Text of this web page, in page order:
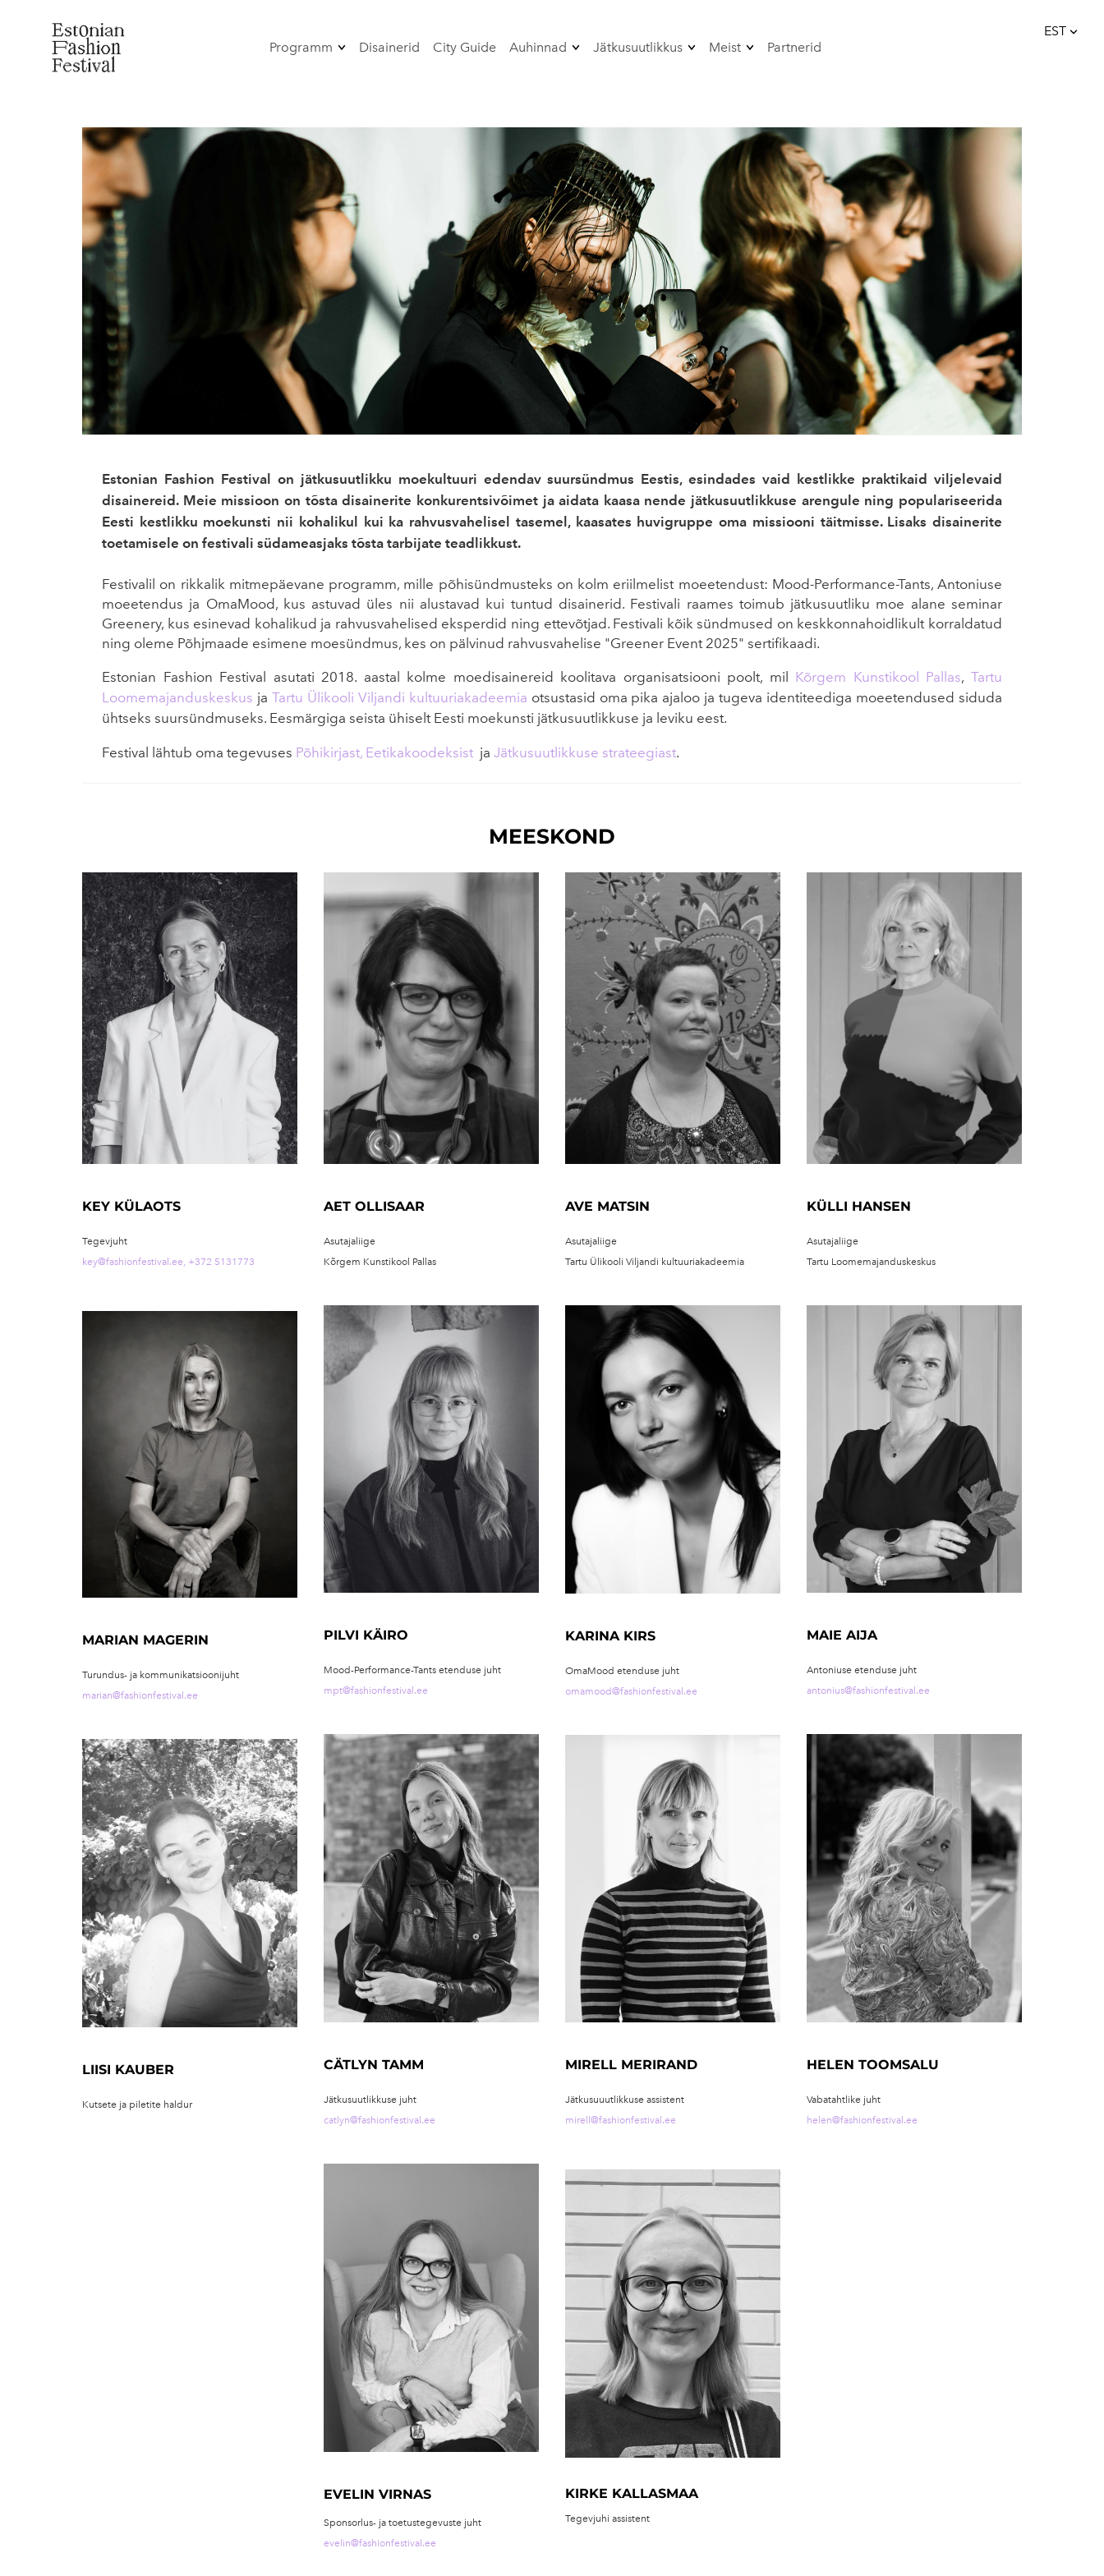
Programm
Tants
Antoniuse
Moeetendus
Greenery
vestlusprogramm
Disainerid City Guide Auhinnad
Žürii 2026
Jätkusuutlikkus
AGF sertifikaat
Meist
Meediakajastused
Podcast
Liitu uudiskirjaga
Partnerid
EST
Estonian Fashion Festival on jätkusuutlikku moekultuuri edendav suursündmus Eestis, esindades vaid kestlikke praktikaid viljelevaid
disainereid. Meie missioon on tõsta disainerite konkurentsivõimet ja aidata kaasa nende jätkusuutlikkuse arengule ning populariseerida
Eesti kestlikku moekunsti nii kohalikul kui ka rahvusvahelisel tasemel, kaasates huvigruppe oma missiooni täitmisse. Lisaks disainerite
toetamisele on festivali südameasjaks tõsta tarbijate teadlikkust.
Festivalil on rikkalik mitmepäevane programm, mille põhisündmusteks on kolm eriilmelist moeetendust: Mood-Performance-Tants, Antoniuse
moeetendus ja OmaMood, kus astuvad üles nii alustavad kui tuntud disainerid. Festivali raames toimub jätkusuutliku moe alane seminar
Greenery, kus esinevad kohalikud ja rahvusvahelised eksperdid ning ettevõtjad. Festivali kõik sündmused on keskkonnahoidlikult korraldatud
ning oleme Põhjmaade esimene moesündmus, kes on pälvinud rahvusvahelise "Greener Event 2025" sertifikaadi.
Estonian Fashion Festival asutati 2018. aastal kolme moedisainereid koolitava organisatsiooni poolt, mil Kõrgem Kunstikool Pallas,Tartu
Loomemajanduskeskus ja Tartu Ülikooli Viljandi kultuuriakadeemia otsustasid oma pika ajaloo ja tugeva identiteediga moeetendused siduda
ühtseks suursündmuseks. Eesmärgiga seista ühiselt Eesti moekunsti jätkusuutlikkuse ja leviku eest.
Festival lähtub oma tegevuses Põhikirjast, Eetikakoodeksist ja Jätkusuutlikkuse strateegiast.
MEESKOND
KEY KÜLAOTS
Tegevjuht
key@fashionfestival.ee, +372 5131773
MARIAN MAGERIN
Turundus- ja kommunikatsioonijuht
marian@fashionfestival.ee
LIISI KAUBER
Kutsete ja piletite haldur
AET OLLISAAR
Asutajaliige
Kõrgem Kunstikool Pallas
PILVI KÄIRO
Mood-Performance-Tants etenduse juht
mpt@fashionfestival.ee
CÄTLYN TAMM
Jätkusuutlikkuse juht
catlyn@fashionfestival.ee
EVELIN VIRNAS
Sponsorlus- ja toetustegevuste juht
evelin@fashionfestival.ee
AVE MATSIN
Asutajaliige
Tartu Ülikooli Viljandi kultuuriakadeemia
KARINA KIRS
OmaMood etenduse juht
omamood@fashionfestival.ee
MIRELL MERIRAND
Jätkusuuutlikkuse assistent
mirell@fashionfestival.ee
KIRKE KALLASMAA
Tegevjuhi assistent
KÜLLI HANSEN
Asutajaliige
Tartu Loomemajanduskeskus
MAIE AIJA
Antoniuse etenduse juht
antonius@fashionfestival.ee
HELEN TOOMSALU
Vabatahtlike juht
helen@fashionfestival.ee